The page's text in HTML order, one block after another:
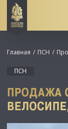
Главная ПСН
ПСН
ПРОДАЖА